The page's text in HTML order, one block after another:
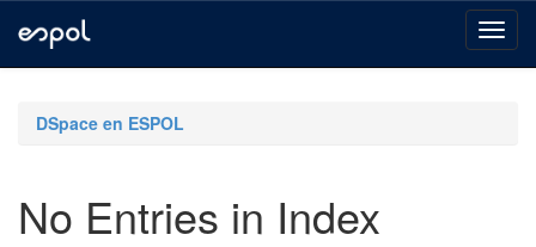
navigationDSpace en ESPOL
No Entries in Index